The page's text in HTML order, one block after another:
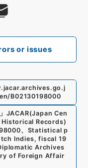
or issues
B02130198000
」 JACAR(Japan Cen
Records)
、 Statistical p
Indies, fiscal 19
Archives
of Foreign Affair